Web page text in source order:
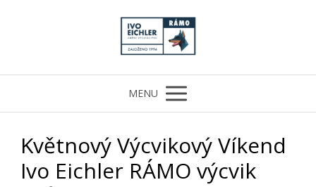
MENU
Květnový Výcvikový Víkend
Ivo Eichler RÁMO výcvik